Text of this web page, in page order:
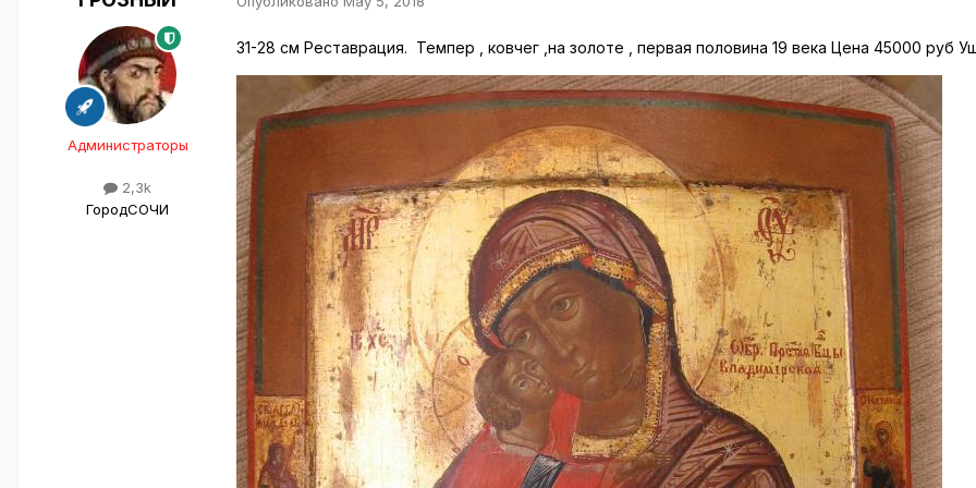
Администраторы
2,3k
ГородСОЧИ
31-28 см Реставрация. Темпер , ковчег ,на золоте , первая половина 19 века Цена 45000 руб